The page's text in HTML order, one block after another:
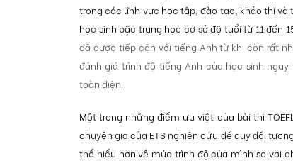
trong các lĩnh vực học tập, đào tạo, khảo thí
học sinh bậc trung học cơ sở độ tuổi từ 11 đến
đã được tiếp cận với tiếng Anh từ khi còn rất
đánh giá trình độ tiếng Anh của học sinh
toàn diện.
Một trong những điểm ưu việt của bài thi
chuyên gia của ETS nghiên cứu để quy đổi
thể hiểu hơn về mức trình độ của mình so với